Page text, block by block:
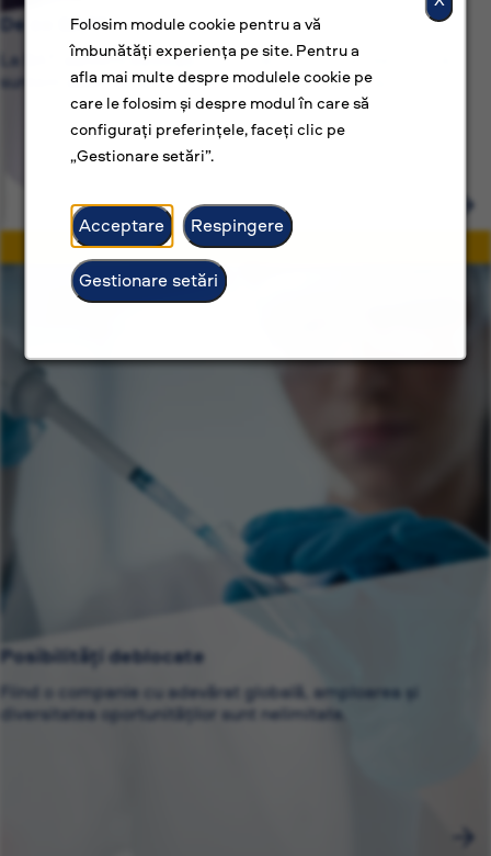
Folosim module cookie pentru a vă
îmbunătăți experiența pe site. Pentru a
afla mai multe despre modulele cookie pe
care le folosim și despre modul în care să
configurați preferințele, faceți clic pe
„Gestionare setări”.
Acceptare Respingere
Gestionare setări
De ce BAT?
La BAT, suntem dedicați nu numai unor locuri de muncă,
suntem dedicați unor cariere construite cu scop.
Posibilități deblocate
Fiind o companie cu adevărat globală, amploarea și
diversitatea oportunităților sunt nelimitate.